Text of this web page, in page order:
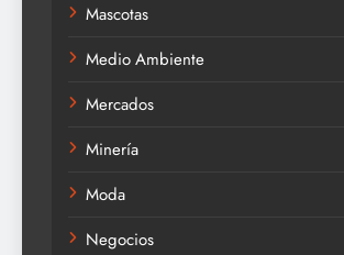
Mascotas
Medio Ambiente
Mercados
Minería
Moda
Negocios